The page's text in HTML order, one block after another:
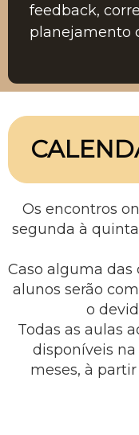
feedback,
planejamento
Os encontros
segunda à
Caso alguma das
alunos serão
o
Todas as aulas
disponíveis
meses, à